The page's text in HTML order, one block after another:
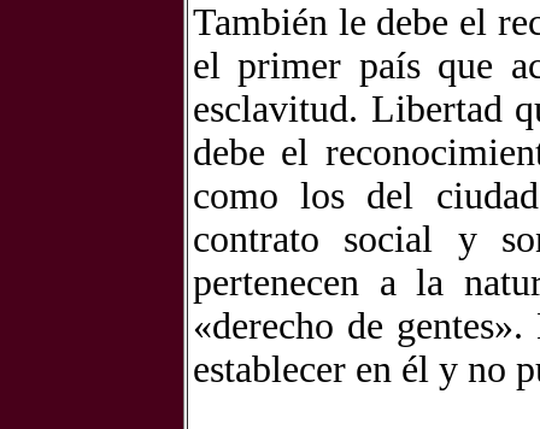
También le debe el
el primer país que
esclavitud. Libertad
debe el
como los del
contrato social y
pertenecen a la
«derecho de
establecer en él y no